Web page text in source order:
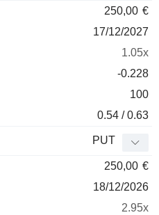
250,00 €
17/12/2027
1.05x
-0.228
100
0.54 / 0.63
PUT
250,00 €
18/12/2026
2.95x